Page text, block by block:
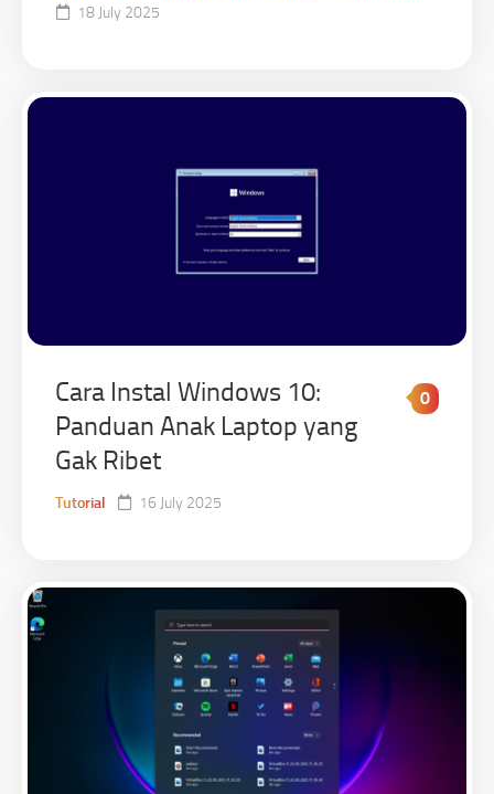
18 July 2025
Cara Instal Windows 10:
Panduan Anak Laptop yang
Gak Ribet
0
Tutorial 16 July 2025